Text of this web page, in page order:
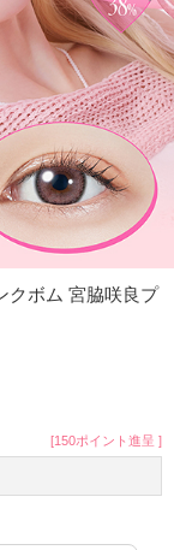
クボム 宮脇咲良プ
[150ポイント進呈 ]